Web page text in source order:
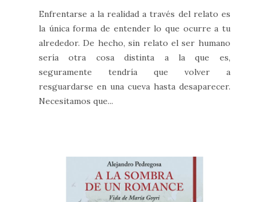
Enfrentarse a la realidad a través del relato es
la única forma de entender lo que ocurre a tu
alrededor. De hecho, sin relato el ser humano
sería otra cosa distinta a la que es,
seguramente tendría que volver a
resguardarse en una cueva hasta desaparecer.
Necesitamos que...